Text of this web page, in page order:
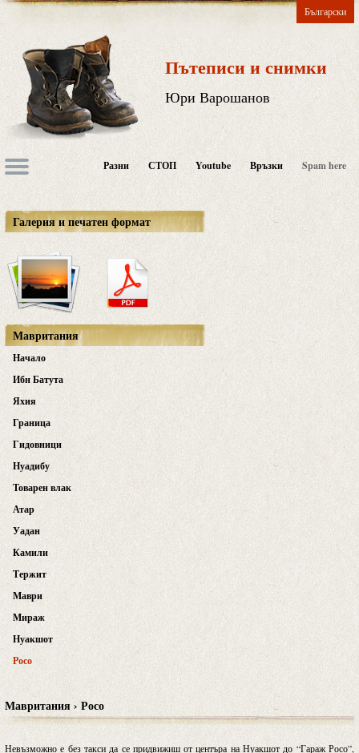
Български
Пътеписи и снимки
Юри Варошанов
Разни СТОП Youtube Връзки Spam here
Галерия и печатен формат
Мавритания
Начало
Ибн Батута
Яхия
Граница
Гидовници
Нуадибу
Товарен влак
Атар
Уадан
Камили
Тержит
Маври
Мираж
Нуакшот
Росо
Мавритания › Росо
Невъзможно е без такси да се придвижиш от центъра на Нуакшот до “Гараж Росо”,